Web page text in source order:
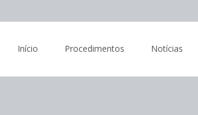
Início Procedimentos Notícias